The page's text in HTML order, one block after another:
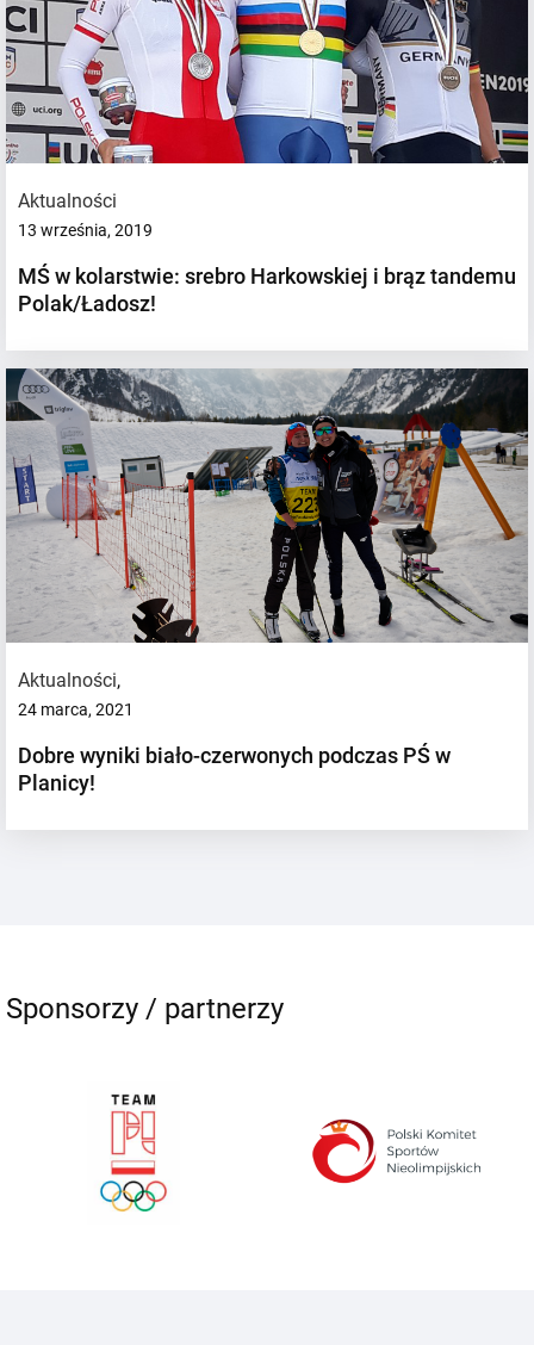
Aktualności
13 września, 2019
MŚ w kolarstwie: srebro Harkowskiej i brąz tandemu
Polak/Ładosz!
Aktualności,
24 marca, 2021
Dobre wyniki biało-czerwonych podczas PŚ w
Planicy!
Sponsorzy / partnerzy